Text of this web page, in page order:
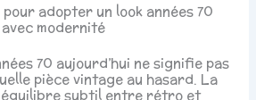
adopter un look années 70
modernité
70 aujourd’hui ne signifie pas
pièce vintage au hasard. La
équilibre subtil entre rétro et